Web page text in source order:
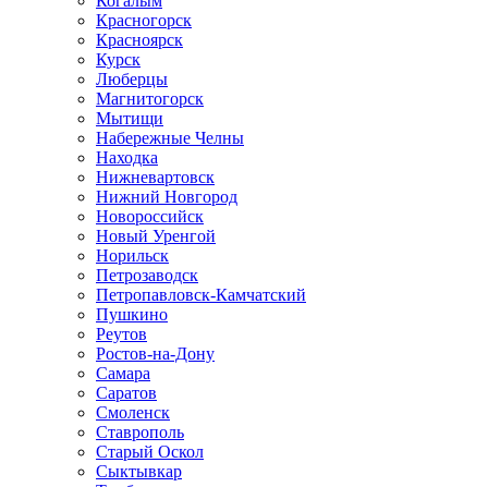
Красногорск
Красноярск
Курск
Люберцы
Магнитогорск
Мытищи
Набережные Челны
Находка
Нижневартовск
Нижний Новгород
Новороссийск
Новый Уренгой
Норильск
Петрозаводск
Петропавловск-Камчатский
Пушкино
Реутов
Ростов-на-Дону
Самара
Саратов
Смоленск
Ставрополь
Старый Оскол
Сыктывкар